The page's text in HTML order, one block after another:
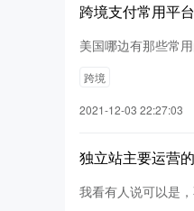
跨境支付常用平
美国哪边有那些常
跨境
2021-12-03 22:27:03
独立站主要运营
我看有人说可以是